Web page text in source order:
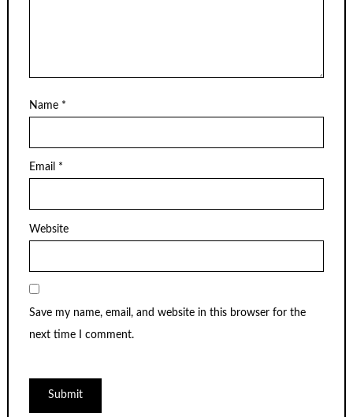
Name *
Email *
Website
Save my name, email, and website in this browser for the
next time I comment.